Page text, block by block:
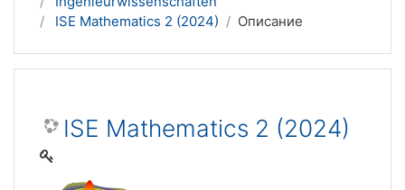
ISE Mathematics 2 (2024)
Описание
ISE Mathematics 2 (2024)